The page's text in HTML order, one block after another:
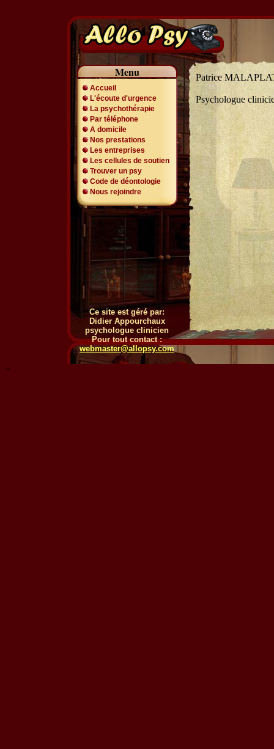
Menu
Accueil
L'écoute d'urgence
La psychothérapie
Par téléphone
A domicile
Nos prestations
Les entreprises
Les cellules de soutien
Trouver un psy
Code de déontologie
Nous rejoindre
Ce site est géré par:
Didier Appourchaux
psychologue clinicien
Pour tout contact :
webmaster@allopsy.com
Patrice
Psychologue
=